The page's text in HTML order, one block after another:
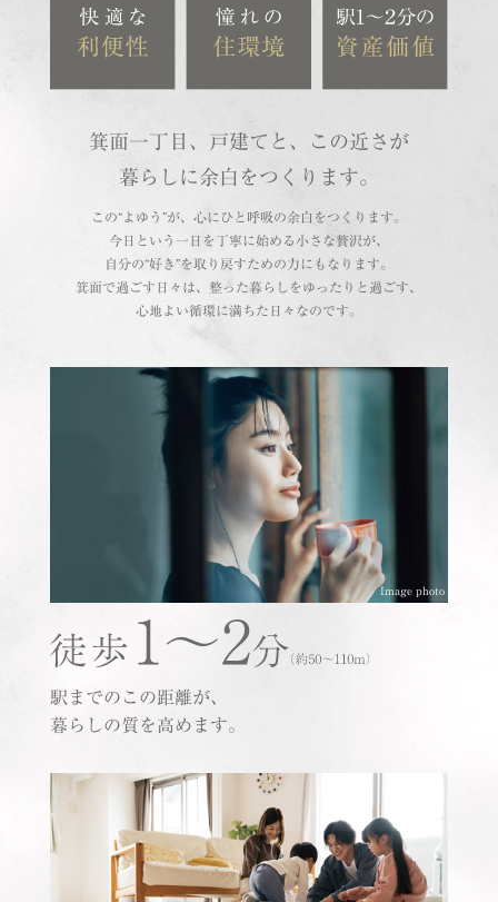
箕面一丁目、戸建てと、この近さが
暮らしに余白をつくります。
この“よゆう”が、心にひと呼吸の余白をつくります。
今日という一日を丁寧に始める小さな贅沢が、
自分の“好き”を取り戻すための力にもなります。
箕面で過ごす日々は、整った暮らしをゆったりと過ごす、
心地よい循環に満ちた日々なのです。
Image photo
駅までのこの距離が、
暮らしの質を高めます。